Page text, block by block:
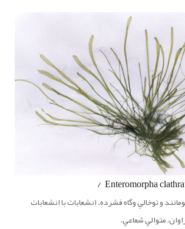
Enteromorpha
و توخالي وگاه فشرده. انشعابات با انشعابات
متوالي شعاعي.